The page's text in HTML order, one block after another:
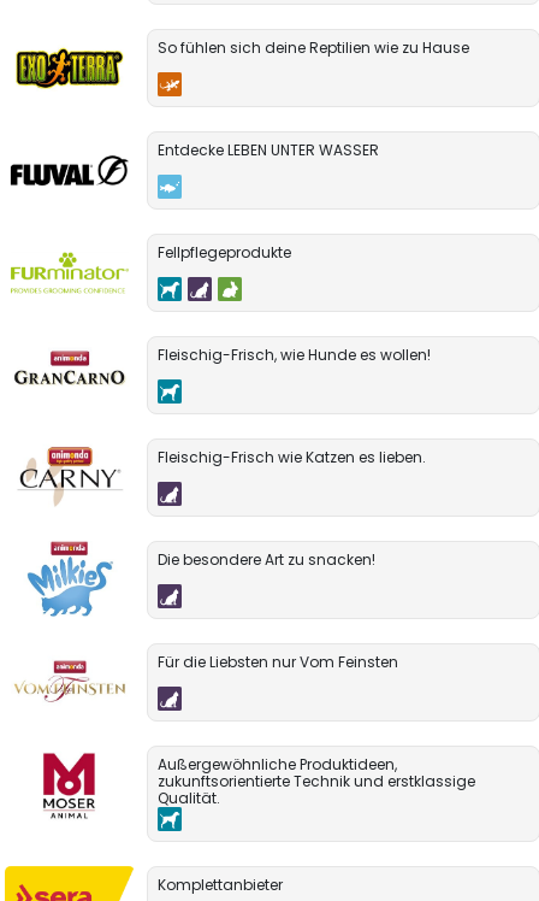
So fühlen sich deine Reptilien wie zu Hause
Entdecke LEBEN UNTER WASSER
Fellpflegeprodukte
Fleischig-Frisch, wie Hunde es wollen!
Fleischig-Frisch wie Katzen es lieben.
Die besondere Art zu snacken!
Für die Liebsten nur Vom Feinsten
Außergewöhnliche Produktideen,
zukunftsorientierte Technik und erstklassige
Qualität.
Komplettanbieter